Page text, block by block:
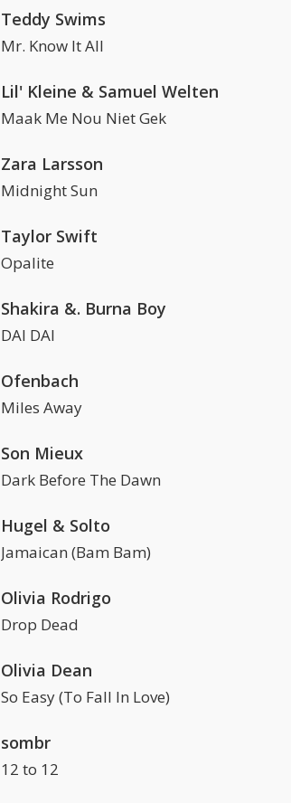
Teddy Swims
Mr. Know It All
Lil' Kleine & Samuel Welten
Maak Me Nou Niet Gek
Zara Larsson
Midnight Sun
Taylor Swift
Opalite
Shakira &. Burna Boy
DAI DAI
Ofenbach
Miles Away
Son Mieux
Dark Before The Dawn
Hugel & Solto
Jamaican (Bam Bam)
Olivia Rodrigo
Drop Dead
Olivia Dean
So Easy (To Fall In Love)
sombr
12 to 12